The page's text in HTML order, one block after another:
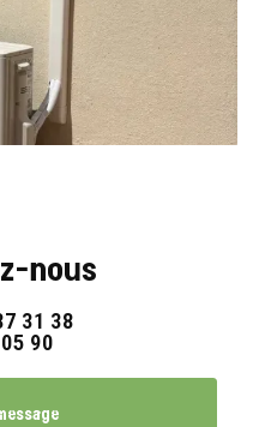
nous
31 38
90